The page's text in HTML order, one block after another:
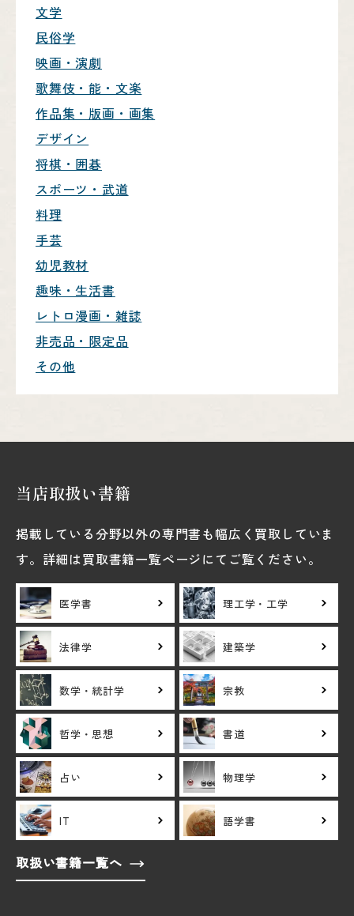
文学
民俗学
映画・演劇
歌舞伎・能・文楽
作品集・版画・画集
デザイン
将棋・囲碁
スポーツ・武道
料理
手芸
幼児教材
趣味・生活書
レトロ漫画・雑誌
非売品・限定品
その他
当店取扱い書籍
掲載している分野以外の専門書も幅広く買取していま
す。詳細は買取書籍一覧ページにてご覧ください。
医学書 理工学・工学
法律学 建築学
数学・統計学 宗教
哲学・思想 書道
占い 物理学
IT 語学書
取扱い書籍一覧へ